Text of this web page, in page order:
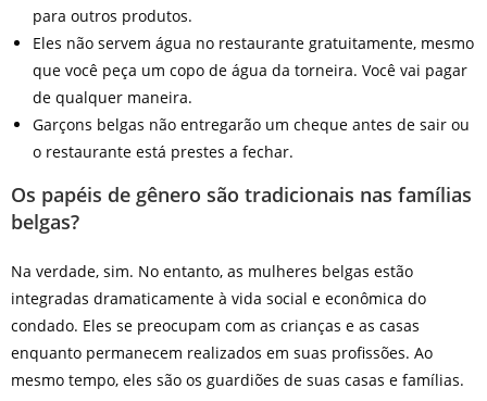
para outros produtos.
Eles não servem água no restaurante gratuitamente, mesmo
que você peça um copo de água da torneira. Você vai pagar
de qualquer maneira.
Garçons belgas não entregarão um cheque antes de sair ou
o restaurante está prestes a fechar.
Os papéis de gênero são tradicionais nas famílias
belgas?
Na verdade, sim. No entanto, as mulheres belgas estão
integradas dramaticamente à vida social e econômica do
condado. Eles se preocupam com as crianças e as casas
enquanto permanecem realizados em suas profissões. Ao
mesmo tempo, eles são os guardiões de suas casas e famílias.